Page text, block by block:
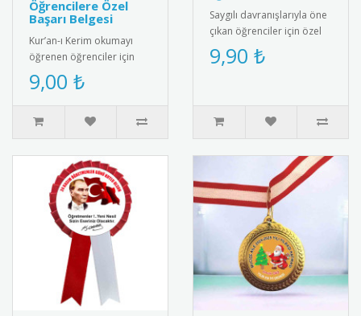
Öğrencilere Özel
Başarı Belgesi
Kur’an-ı Kerim okumayı
öğrenen öğrenciler için
anlamlı ve şık bir başarı
belgesi. Sınıf içi törenler..
9,00 ₺
Saygılı davranışlarıyla öne
çıkan öğrenciler için özel
tasarım rozet. Okulda
olumlu davranışları pek..
9,90 ₺